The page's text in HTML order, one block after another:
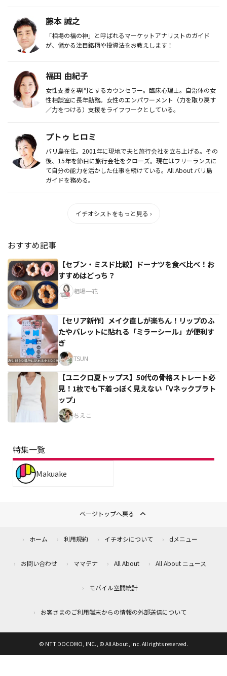
藤本 誠之
「相場の福の神」と呼ばれるマーケットアナリストのガイド
が、儲かる注目銘柄や投資法をお教えします！
福田 由紀子
女性支援を専門とするカウンセラー。臨床心理士。自治体の女
性相談室に長年勤務。女性のエンパワーメント（力を取り戻す
／力をつける）支援をライフワークとしている。
プトゥ ヒロミ
バリ島在住。2001年に現地で夫と旅行会社を立ち上げる。その
後、15年を節目に旅行会社をクローズ。現在はフリーランスに
て自分の能力を活かした仕事を続けている。All About バリ島
ガイドを務める。
イチオシストをもっと見る ›
おすすめ記事
【セブン・ミスド比較】ドーナツを食べ比べ！お
すすめはどっち？
相場一花
【セリア新作】メイク直しが楽ちん！リップのふ
たやパレットに貼れる「ミラーシール」が便利す
ぎ
TSUN
【ユニクロ夏トップス】50代の骨格ストレート必
見！1枚でも下着っぽく見えない「Vネックブラト
ップ」
ちえこ
特集一覧
Makuake
ページトップへ戻る
ホーム 利用規約 イチオシについて dメニュー
お問い合わせ ママテナ All About All About ニュース
モバイル空間統計
お客さまのご利用端末からの情報の外部送信について
© NTT DOCOMO, INC., © All About, Inc. All rights reserved.